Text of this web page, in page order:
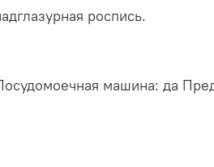
роспись.
машина: да